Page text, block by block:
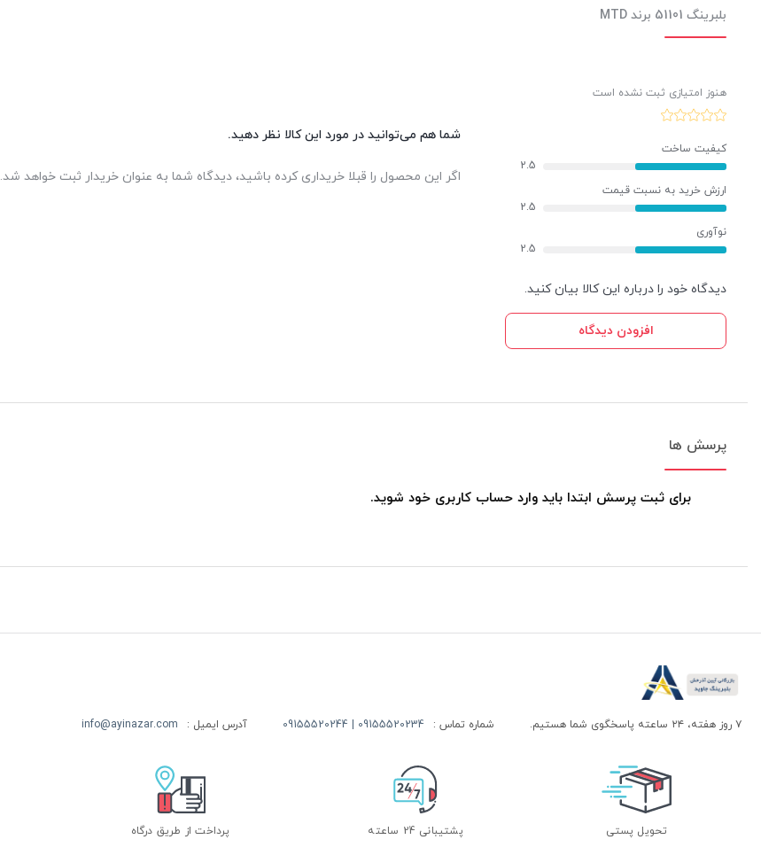
بلبرینگ 51101 برند MTD
هنوز امتیازی ثبت نشده است
کیفیت ساخت
2.5
ارزش خرید به نسبت قیمت
2.5
نوآوری
2.5
دیدگاه خود را درباره این کالا بیان کنید.
افزودن دیدگاه
شما هم می‌توانید در مورد این کالا نظر دهید.
اگر این محصول را قبلا خریداری کرده باشید، دیدگاه شما به عنوان خریدار ثبت خواهد شد.
پرسش ها
برای ثبت پرسش ابتدا باید وارد حساب کاربری خود شوید.
۷ روز هفته، ۲۴ ساعته پاسخگوی شما هستیم. شماره تماس : 09155520234 | 09155520244 آدرس ایمیل : info@ayinazar.com
تحویل پستی پشتیبانی 24 ساعته پرداخت از طریق درگاه